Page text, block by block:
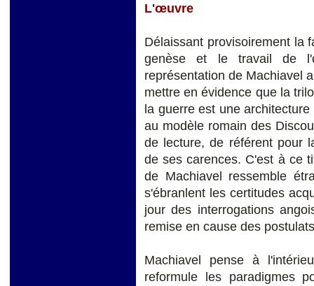
L'œuvre
Délaissant provisoirement la
genèse et le travail de
représentation de Machiavel
mettre en évidence que la
la guerre est une
au modèle romain des
de lecture, de référent pour
de ses carences. C'est à ce
de Machiavel ressemble
s'ébranlent les certitudes
jour des interrogations
remise en cause des
Machiavel pense à
reformule les paradigmes